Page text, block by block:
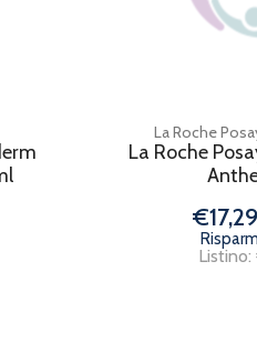
La Roche
La Roche
€17,29